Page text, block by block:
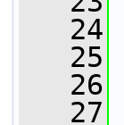
   24
   25
   26
   27